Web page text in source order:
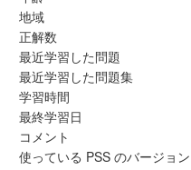
地域
正解数
最近学習した問題
最近学習した問題集
学習時間
最終学習日
コメント
使っている PSS のバージョン